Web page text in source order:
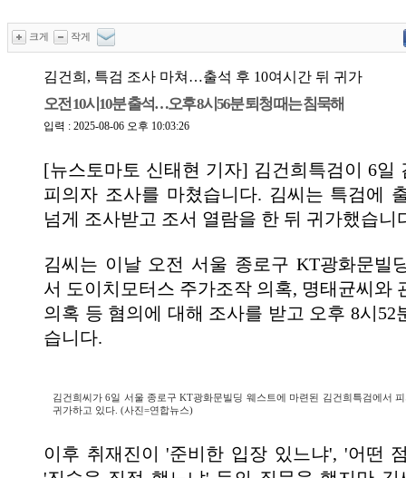
크게 작게
김건희, 특검 조사 마쳐…출석 후 10여시간 뒤 귀가
오전 10시10분 출석…오후 8시56분 퇴청 때는 침묵해
입력 : 2025-08-06 오후 10:03:26
[뉴스토마토 신태현 기자] 김건희특검이 6일
피의자 조사를 마쳤습니다. 김씨는 특검에
넘게 조사받고 조서 열람을 한 뒤 귀가했습니
김씨는 이날 오전 서울 종로구 KT광화문빌
서 도이치모터스 주가조작 의혹, 명태균씨와
의혹 등 혐의에 대해 조사를 받고 오후 8시52
습니다.
김건희씨가 6일 서울 종로구 KT광화문빌딩 웨스트에 마련된 김건희특검에서
귀가하고 있다. (사진=연합뉴스)
이후 취재진이 '준비한 입장 있느냐', '어떤